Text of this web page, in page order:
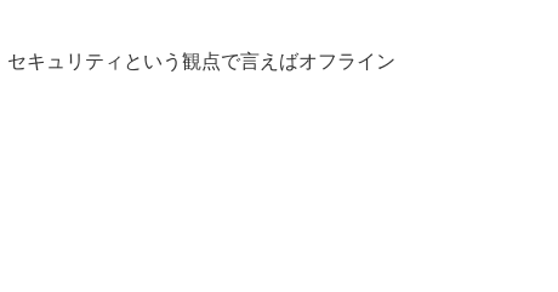
キュリティという観点で言えばオフライン